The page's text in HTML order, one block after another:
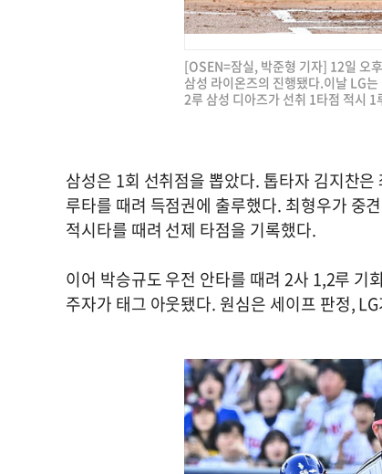
[OSEN=잠실, 박준형 기자] 12일 오
삼성 라이온즈의 진행됐다.이날 LG
2루 삼성 디아즈가 선취 1타점 적시
삼성은 1회 선취점을 뽑았다. 톱타자 김지찬
루타를 때려 득점권에 출루했다. 최형우가 중
적시타를 때려 선제 타점을 기록했다.
이어 박승규도 우전 안타를 때려 2사 1,2루 기
주자가 태그 아웃됐다. 원심은 세이프 판정,